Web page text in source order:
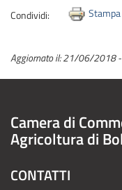
Condividi: Stampa
Aggiornato il:21/06/2018
Camera di
Agricoltura di
CONTATTI